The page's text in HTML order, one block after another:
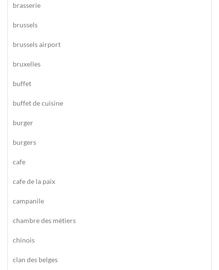
brasserie
brussels
brussels airport
bruxelles
buffet
buffet de cuisine
burger
burgers
cafe
cafe de la paix
campanile
chambre des métiers
chinois
clan des belges